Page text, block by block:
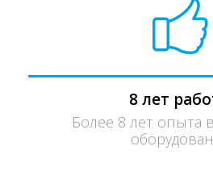
8 лет
Более 8 лет опыта